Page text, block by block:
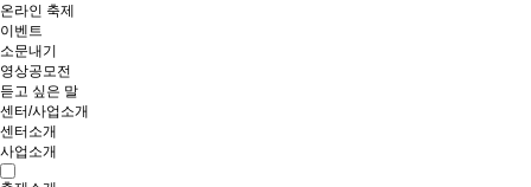
온라인 축제
이벤트
소문내기
영상공모전
듣고 싶은 말
센터/사업소개
센터소개
사업소개